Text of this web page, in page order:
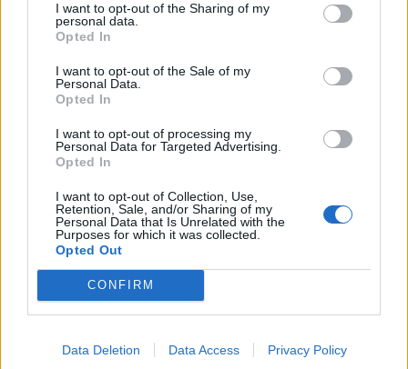
I want to opt-out of the Sharing of my
personal data.
Opted In
I want to opt-out of the Sale of my
Personal Data.
Opted In
I want to opt-out of processing my
Personal Data for Targeted Advertising.
Opted In
I want to opt-out of Collection, Use,
Retention, Sale, and/or Sharing of my
Personal Data that Is Unrelated with the
Purposes for which it was collected.
Opted Out
CONFIRM
Data Deletion Data Access Privacy Policy
Πελοπόννησο